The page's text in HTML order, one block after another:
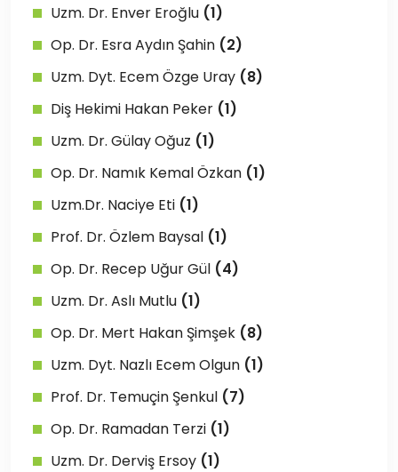
Uzm. Dr. Enver Eroğlu (1)
Op. Dr. Esra Aydın Şahin (2)
Uzm. Dyt. Ecem Özge Uray (8)
Diş Hekimi Hakan Peker (1)
Uzm. Dr. Gülay Oğuz (1)
Op. Dr. Namık Kemal Özkan (1)
Uzm.Dr. Naciye Eti (1)
Prof. Dr. Özlem Baysal (1)
Op. Dr. Recep Uğur Gül (4)
Uzm. Dr. Aslı Mutlu (1)
Op. Dr. Mert Hakan Şimşek (8)
Uzm. Dyt. Nazlı Ecem Olgun (1)
Prof. Dr. Temuçin Şenkul (7)
Op. Dr. Ramadan Terzi (1)
Uzm. Dr. Derviş Ersoy (1)